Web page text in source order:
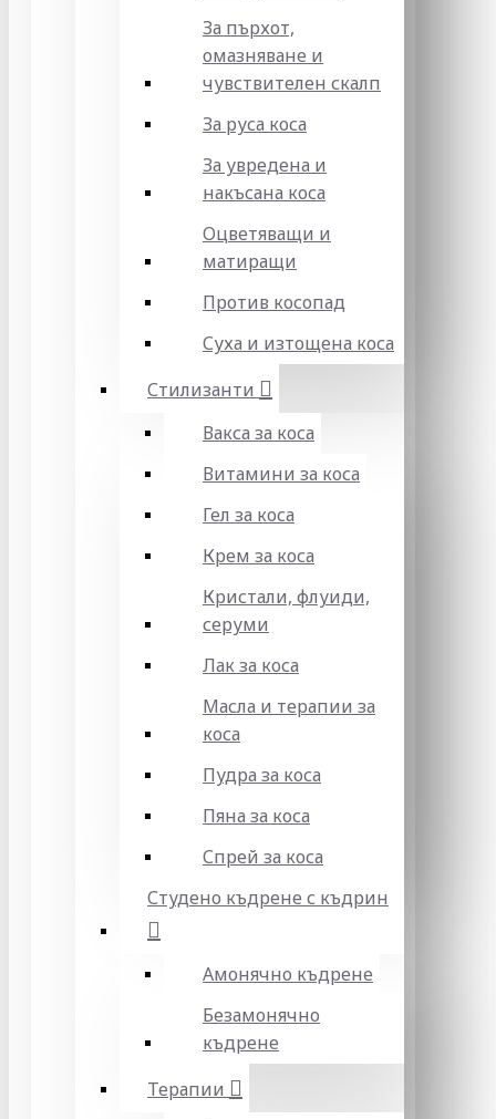
За пърхот,
омазняване и
чувствителен скалп
За руса коса
За увредена и
накъсана коса
Оцветяващи и
матиращи
Против косопад
Суха и изтощена коса
Стилизанти
Вакса за коса
Витамини за коса
Гел за коса
Крем за коса
Кристали, флуиди,
серуми
Лак за коса
Масла и терапии за
коса
Пудра за коса
Пяна за коса
Спрей за коса
Студено къдрене с къдрин
Амонячно къдрене
Безамонячно
къдрене
Терапии